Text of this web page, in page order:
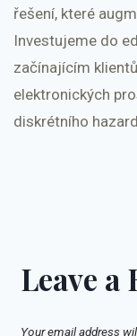
řešení, které
Investujeme do
začínajícím
elektronických
diskrétního
Leave a
Your email address